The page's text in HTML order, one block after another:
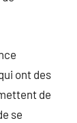
ont des
de
se